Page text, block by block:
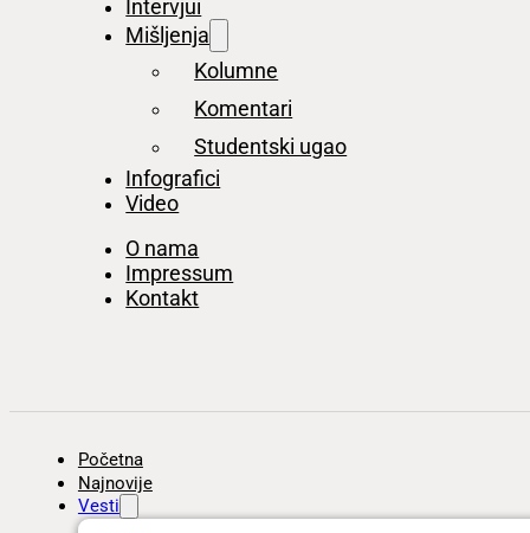
Intervjui
Mišljenja
Kolumne
Komentari
Studentski ugao
Infografici
Video
O nama
Impressum
Kontakt
Početna
Najnovije
Vesti